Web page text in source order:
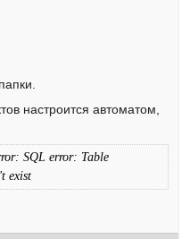
настроится автоматом,
SQL error: Table
exist